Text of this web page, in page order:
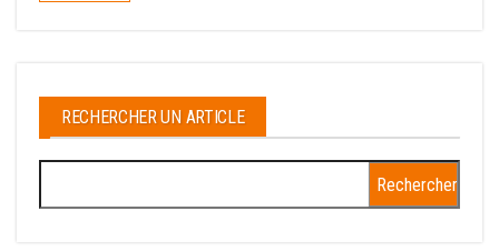
RECHERCHER UN ARTICLE